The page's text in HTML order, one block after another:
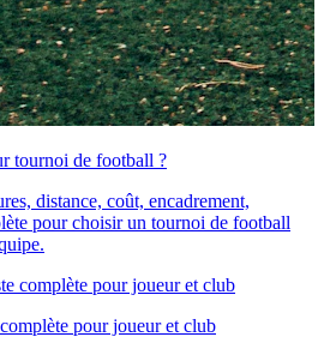
tournoi de football ?
distance, coût, encadrement,
pour choisir un tournoi de football
pour joueur et club